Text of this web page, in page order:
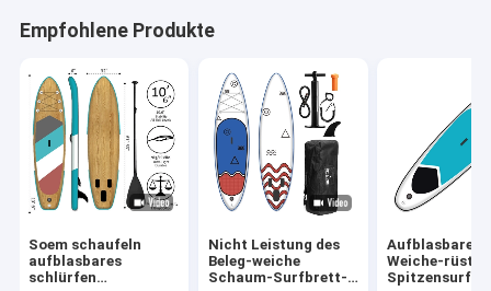
Empfohlene Produkte
Soem schaufeln
aufblasbares
schlürfen
Nicht Leistung des
Beleg-weiche
Schaum-Surfbrett-
Aufblasbares
Weiche-